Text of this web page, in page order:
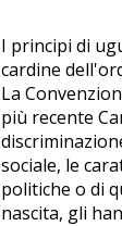
I principi di
cardine
La
più recente
sociale, le
politiche o di
nascita, gli